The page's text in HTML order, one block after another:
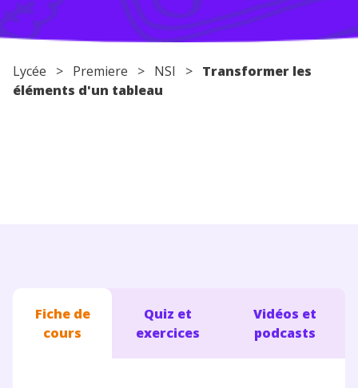
Conseils pour les parents
Lycée > Premiere > NSI > Transformer les
éléments d'un tableau
Fiche de
cours
Quiz et
exercices
Vidéos et
podcasts